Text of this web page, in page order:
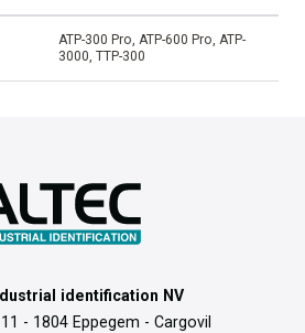
ATP-300 Pro, ATP-600 Pro, ATP-
3000, TTP-300
identification NV
- 1804 Eppegem - Cargovil